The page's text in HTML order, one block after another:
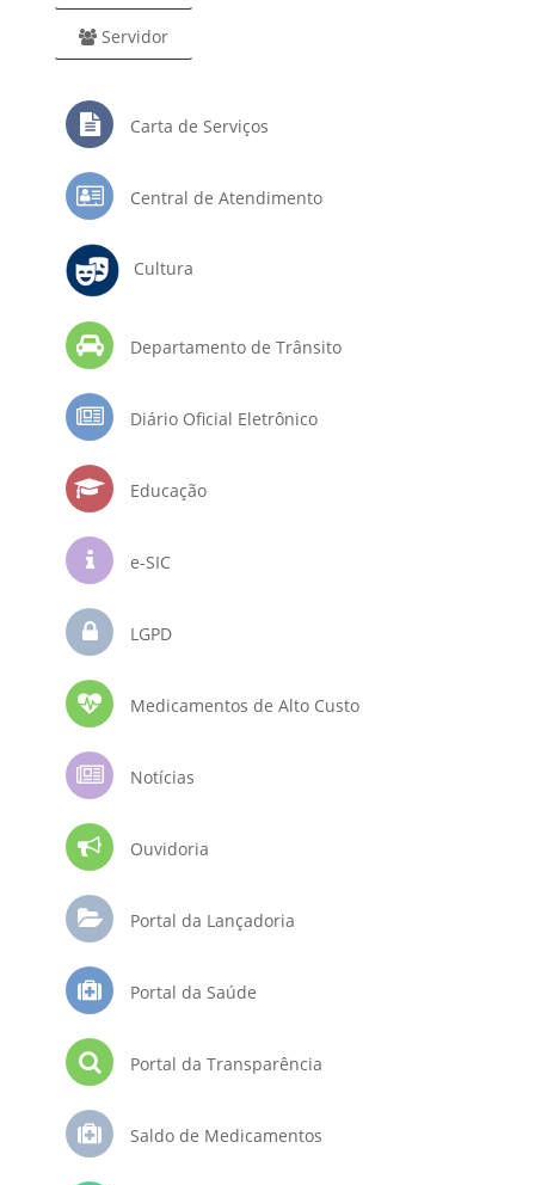
Servidor
Carta de Serviços
Central de Atendimento
Cultura
Departamento de Trânsito
Diário Oficial Eletrônico
Educação
e-SIC
LGPD
Medicamentos de Alto Custo
Notícias
Ouvidoria
Portal da Lançadoria
Portal da Saúde
Portal da Transparência
Saldo de Medicamentos